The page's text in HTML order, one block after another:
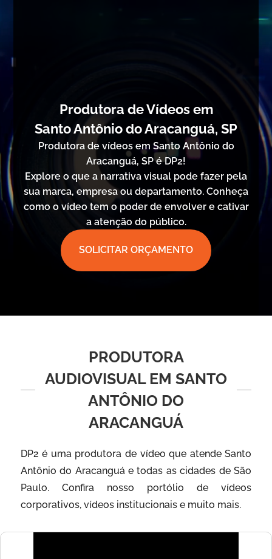
Produtora de Vídeos em
Santo Antônio do Aracanguá, SP
Produtora de vídeos em Santo Antônio do
Aracanguá, SP é DP2!
Explore o que a narrativa visual pode fazer pela
sua marca, empresa ou departamento. Conheça
como o vídeo tem o poder de envolver e cativar
a atenção do público.
SOLICITAR ORÇAMENTO
PRODUTORA
AUDIOVISUAL EM SANTO
ANTÔNIO DO
ARACANGUÁ
DP2 é uma produtora de vídeo que atende Santo
Antônio do Aracanguá e todas as cidades de São
Paulo. Confira nosso portólio de vídeos
corporativos, vídeos institucionais e muito mais.